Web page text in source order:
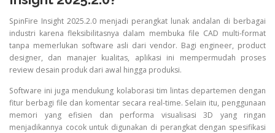
SpinFire Insight 2025.2.0 menjadi perangkat lunak andalan di berbagai
industri karena fleksibilitasnya dalam membuka file CAD multi-format
tanpa memerlukan software asli dari vendor. Bagi engineer, product
designer, dan manajer kualitas, aplikasi ini mempermudah proses
review desain produk dari awal hingga produksi.
Software ini juga mendukung kolaborasi tim lintas departemen dengan
fitur berbagi file dan komentar secara real-time. Selain itu, penggunaan
memori yang efisien dan performa visualisasi 3D yang ringan
menjadikannya cocok untuk digunakan di perangkat dengan spesifikasi